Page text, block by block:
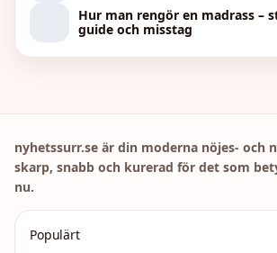
Hur man rengör en madrass –
guide och misstag
nyhetssurr.se är din moderna nöjes- och
skarp, snabb och kurerad för det som
nu.
Populärt